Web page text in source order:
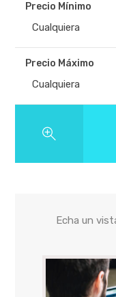
Precio Mínimo
Cualquiera
Precio Máximo
Cualquiera
Echa un